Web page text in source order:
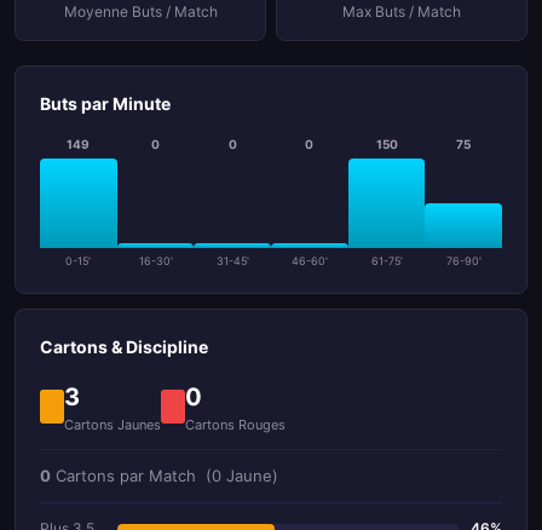
Moyenne Buts / Match Max Buts / Match
Buts par Minute
149
0-15'
0
16-30'
0
31-45'
0
46-60'
150
61-75'
75
76-90'
Cartons & Discipline
3
Cartons Jaunes
0
Cartons Rouges
0 Cartons par Match (0 Jaune)